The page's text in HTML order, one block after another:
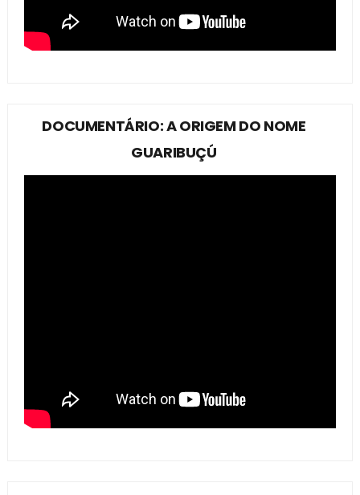
DOCUMENTÁRIO: A ORIGEM DO NOME
GUARIBUÇÚ